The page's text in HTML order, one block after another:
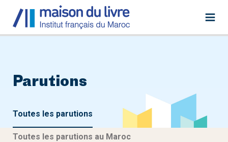
Parutions
Toutes les parutions
Toutes les parutions au Maroc